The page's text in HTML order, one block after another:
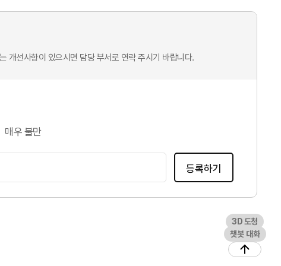
개선사항이 있으시면 담당 부서로 연락 주시기 바랍니다.
매우 불만
등록하기
3D 도청
챗봇 대화